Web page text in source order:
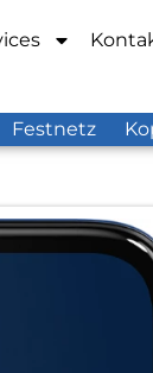
Festnetz